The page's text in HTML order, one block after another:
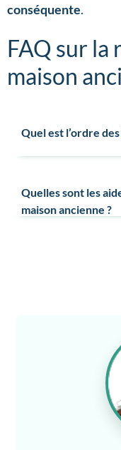
conséquente.
FAQ sur la
maison
Quel est l’ordre
Quelles sont les
maison ancienne ?